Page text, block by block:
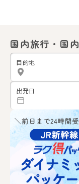
国内旅行・ 国内
目的地
出発日